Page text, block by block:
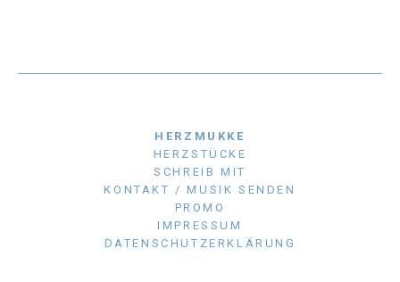
HERZMUKKE
HERZSTÜCKE
SCHREIB MIT
KONTAKT / MUSIK SENDEN
PROMO
IMPRESSUM
DATENSCHUTZERKLÄRUNG